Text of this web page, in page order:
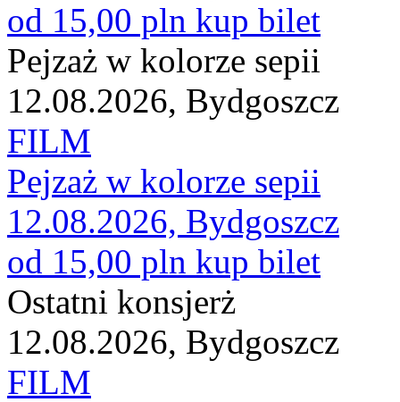
od 15,00 pln kup bilet
Pejzaż w kolorze sepii
12.08.2026, Bydgoszcz
FILM
Pejzaż w kolorze sepii
12.08.2026, Bydgoszcz
od 15,00 pln kup bilet
Ostatni konsjerż
12.08.2026, Bydgoszcz
FILM